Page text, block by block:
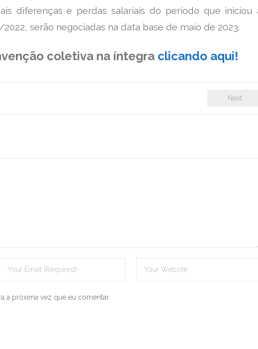
diferenças e perdas salariais do período que iniciou
serão negociadas na data base de maio de 2023.
coletiva na íntegra clicando aqui!
Next
a próxima vez que eu comentar.